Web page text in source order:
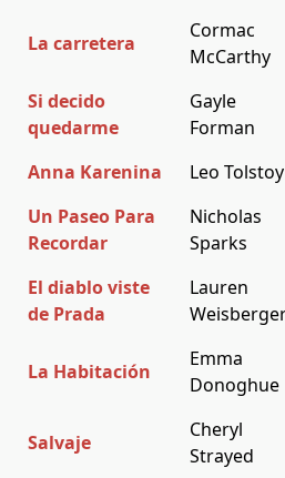
La carretera
Cormac
McCarthy
Si decido
quedarme
Gayle
Forman
Anna Karenina Leo Tolstoy
Un Paseo Para
Recordar
Nicholas
Sparks
El diablo viste
de Prada
Lauren
La Habitación
Emma
Donoghue
Salvaje
Cheryl
Strayed